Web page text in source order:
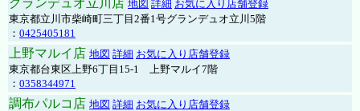
グランデュオ立川店 地図 詳細 お気に入り店舗登録
東京都立川市柴崎町三丁目2番1号グランデュオ立川5階
： 0425405181
上野マルイ店 地図 詳細 お気に入り店舗登録
東京都台東区上野6丁目15-1 上野マルイ7階
： 0358344971
調布パルコ店 地図 詳細 お気に入り店舗登録